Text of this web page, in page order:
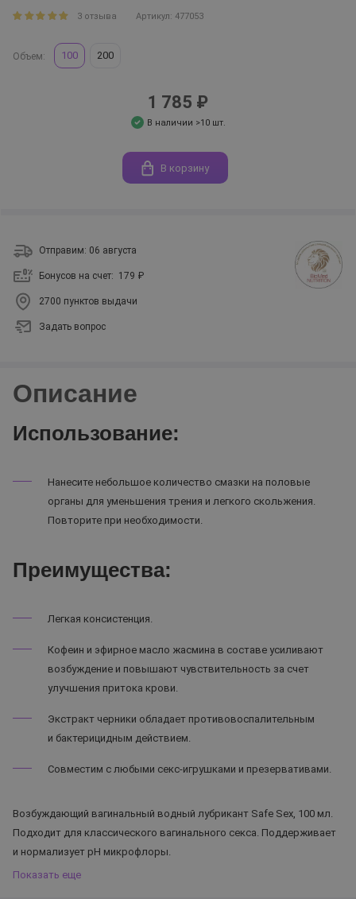
3 отзыва Артикул: 477053
Объем: 100 200
1 785 ₽
В наличии >10 шт.
В корзину
Отправим: 06 августа
Бонусов на счет: 179 ₽
2700 пунктов выдачи
Задать вопрос
Описание
Использование:
Нанесите небольшое количество смазки на половые
органы для уменьшения трения и легкого скольжения.
Повторите при необходимости.
Преимущества:
Легкая консистенция.
Кофеин и эфирное масло жасмина в составе усиливают
возбуждение и повышают чувствительность за счет
улучшения притока крови.
Экстракт черники обладает противовоспалительным
и бактерицидным действием.
Совместим с любыми секс-игрушками и презервативами.
Возбуждающий вагинальный водный лубрикант Safe Sex, 100 мл.
Подходит для классического вагинального секса. Поддерживает
и нормализует pH микрофлоры.
Показать еще